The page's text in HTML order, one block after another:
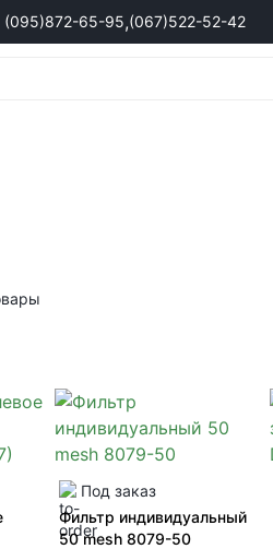
(095)872-65-95,(067)522-52-42
по продаже техники
Под заказ
Фильтр индивидуальный
50 mesh 8079-50